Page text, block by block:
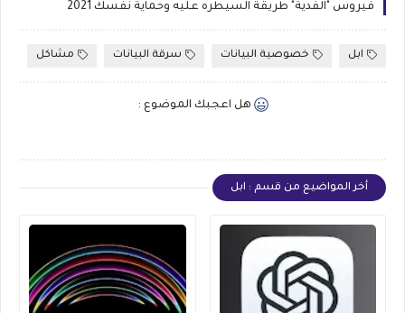
فيروس "الفدية" طريقة السيطره عليه وحماية نفسك 2021
ابل خصوصية البيانات سرقة البيانات مشاكل
هل اعجبك الموضوع :
أخر المواضيع من قسم : ابل